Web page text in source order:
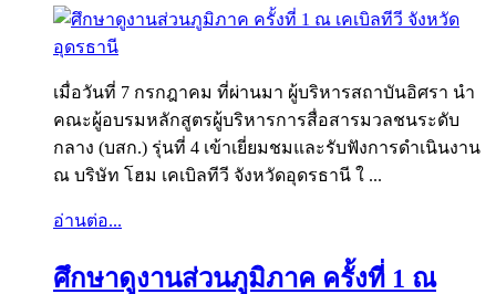
เมื่อวันที่ 7 กรกฎาคม ที่ผ่านมา ผู้บริหารสถาบันอิศรา นำ
คณะผู้อบรมหลักสูตรผู้บริหารการสื่อสารมวลชนระดับ
กลาง (บสก.) รุ่นที่ 4 เข้าเยี่ยมชมและรับฟังการดำเนินงาน
ณ บริษัท โฮม เคเบิลทีวี จังหวัดอุดรธานี ใ ...
อ่านต่อ...
ศึกษาดูงานส่วนภูมิภาค ครั้งที่ 1 ณ